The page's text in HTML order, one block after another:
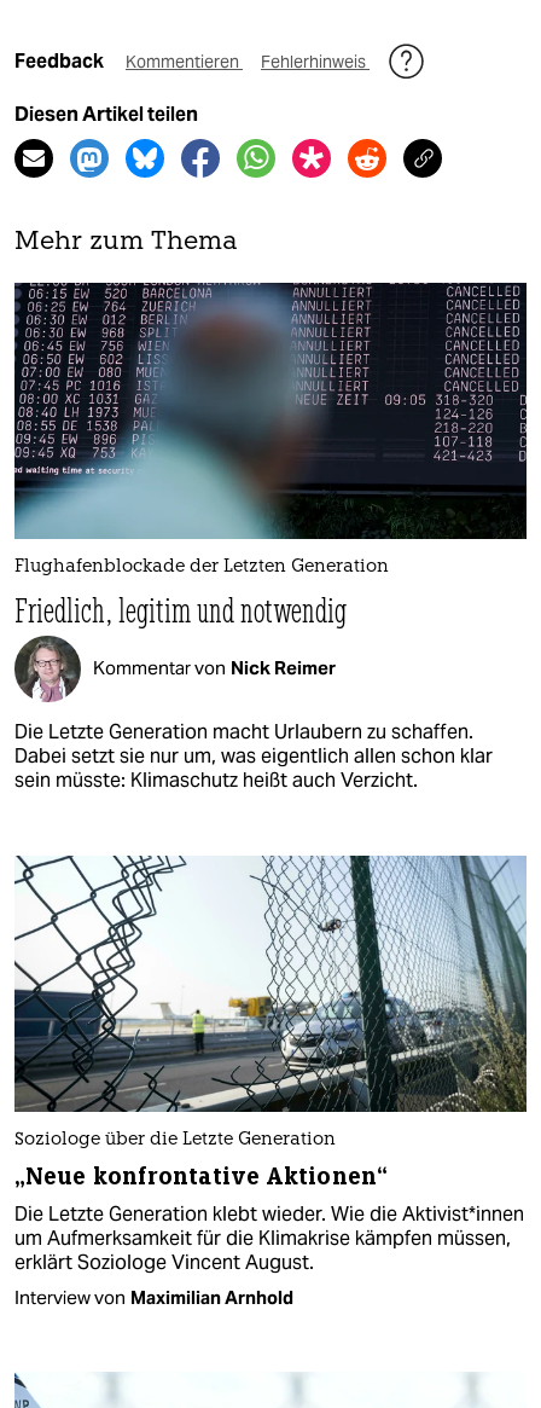
Feedback Kommentieren Fehlerhinweis
Diesen Artikel teilen
Mehr zum Thema
Flughafenblockade der Letzten Generation
Friedlich, legitim und notwendig
Kommentar von Nick Reimer
Die Letzte Generation macht Urlaubern zu schaffen.
Dabei setzt sie nur um, was eigentlich allen schon klar
sein müsste: Klimaschutz heißt auch Verzicht.
Soziologe über die Letzte Generation
„Neue konfrontative Aktionen“
Die Letzte Generation klebt wieder. Wie die Ak­ti­vis­t*in­nen
um Aufmerksamkeit für die Klimakrise kämpfen müssen,
erklärt Soziologe Vincent August.
Interview von Maximilian Arnhold